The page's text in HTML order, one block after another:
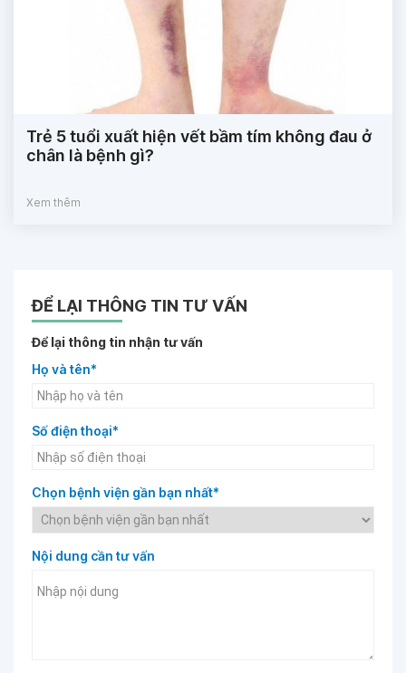
Trẻ 5 tuổi xuất hiện vết bầm tím không đau ở
chân là bệnh gì?
Xem thêm
ĐỂ LẠI THÔNG TIN TƯ VẤN
Để lại thông tin nhận tư vấn
Họ và tên*
Số điện thoại*
Chọn bệnh viện gần bạn nhất*
Nội dung cần tư vấn